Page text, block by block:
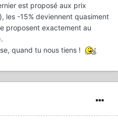
est proposé aux prix
les -15% deviennent quasiment
proposent exactement au
quand tu nous tiens !